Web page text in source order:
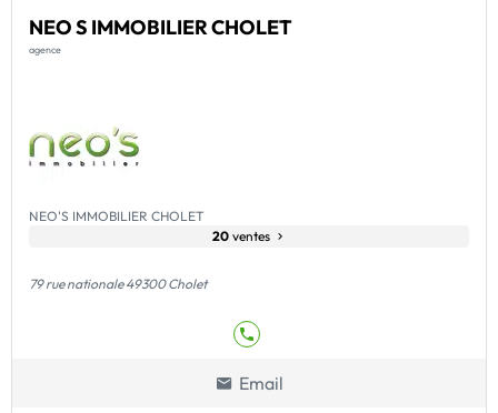
NEO S IMMOBILIER CHOLET
agence
NEO'S IMMOBILIER CHOLET
20ventes
79 rue nationale 49300 Cholet
Email